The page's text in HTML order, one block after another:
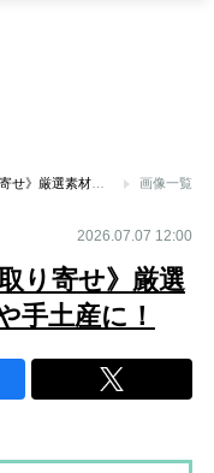
《食のプロいち押しのお取り寄せ》厳選素材の“夏グルメ”お中元や手土産に！ 画像一覧
2026.07.07 12:00
り寄せ》厳選
手土産に！